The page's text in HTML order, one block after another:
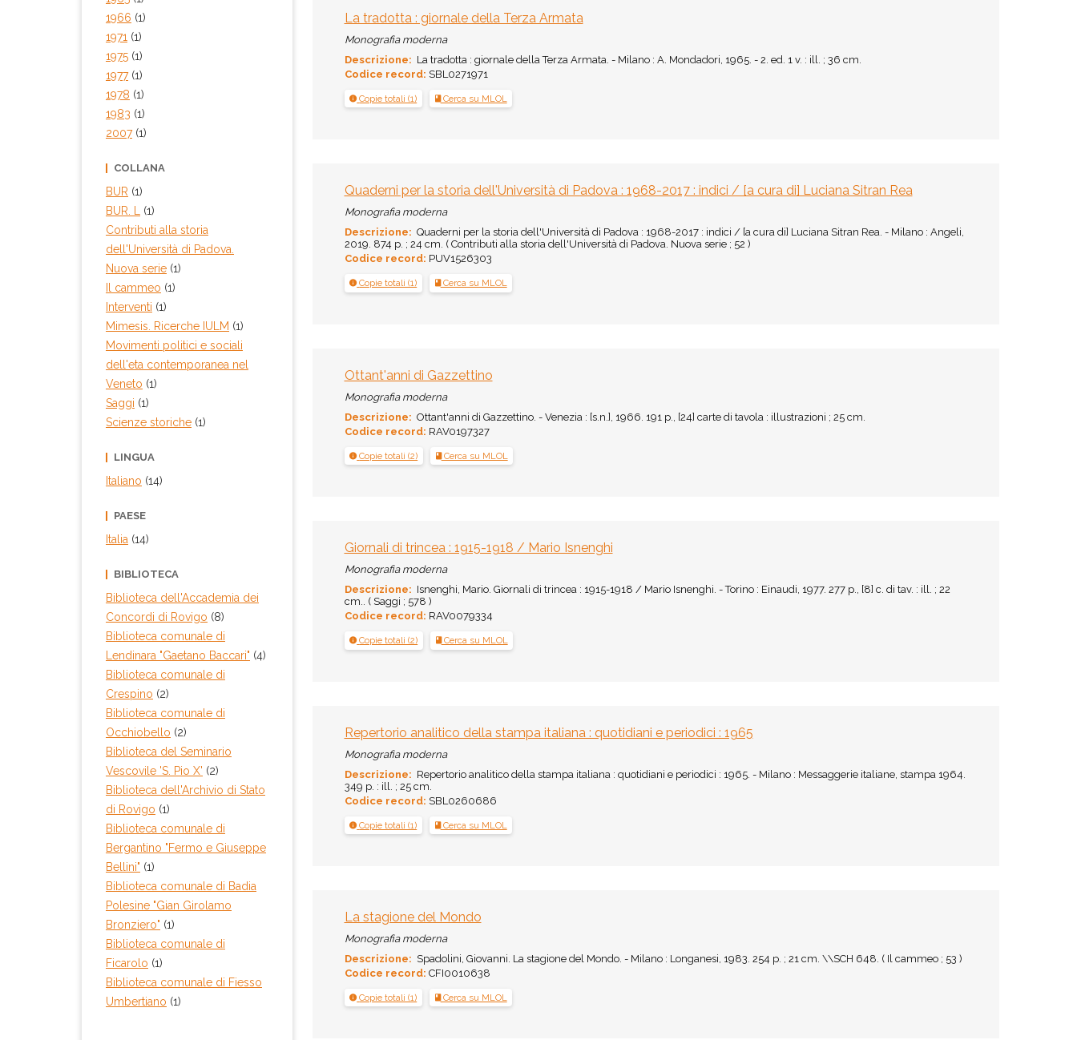
La tradotta : giornale della Terza Armata
Monografia moderna
Descrizione: La tradotta : giornale della Terza Armata. - Milano : A. Mondadori, 1965. - 2. ed. 1 v. : ill. ; 36 cm.
Codice record: SBL0271971
Copie totali (1) Cerca su MLOL
Quaderni per la storia dell'Università di Padova : 1968-2017 : indici / [a cura di] Luciana Sitran Rea
Monografia moderna
Descrizione: Quaderni per la storia dell'Università di Padova : 1968-2017 : indici / [a cura di] Luciana Sitran Rea. - Milano : Angeli,
2019. 874 p. ; 24 cm. ( Contributi alla storia dell'Università di Padova. Nuova serie ; 52 )
Codice record: PUV1526303
Copie totali (1) Cerca su MLOL
Ottant'anni di Gazzettino
Monografia moderna
Descrizione: Ottant'anni di Gazzettino. - Venezia : [s.n.], 1966. 191 p., [24] carte di tavola : illustrazioni ; 25 cm.
Codice record: RAV0197327
Copie totali (2) Cerca su MLOL
Giornali di trincea : 1915-1918 / Mario Isnenghi
Monografia moderna
Descrizione: Isnenghi, Mario. Giornali di trincea : 1915-1918 / Mario Isnenghi. - Torino : Einaudi, 1977. 277 p., [8] c. di tav. : ill. ; 22
cm.. ( Saggi ; 578 )
Codice record: RAV0079334
Copie totali (2) Cerca su MLOL
Repertorio analitico della stampa italiana : quotidiani e periodici : 1965
Monografia moderna
Descrizione: Repertorio analitico della stampa italiana : quotidiani e periodici : 1965. - Milano : Messaggerie italiane, stampa 1964.
349 p. : ill. ; 25 cm.
Codice record: SBL0260686
Copie totali (1) Cerca su MLOL
La stagione del Mondo
Monografia moderna
Descrizione: Spadolini, Giovanni. La stagione del Mondo. - Milano : Longanesi, 1983. 254 p. ; 21 cm. \\SCH 648. ( Il cammeo ; 53 )
Codice record: CFI0010638
Copie totali (1) Cerca su MLOL
1966 (1)
1971 (1)
1975 (1)
1977(1)
1978 (1)
1983 (1)
2007(1)
COLLANA
BUR (1)
BUR. L
(1)
Contributi alla storia
dell'Università di Padova.
Nuova serie (1)
Il cammeo (1)
Interventi (1)
Mimesis. Ricerche IULM (1)
Movimenti politici e sociali
dell'eta contemporanea nel
Veneto (1)
Saggi (1)
Scienze storiche (1)
LINGUA
Italiano (14)
PAESE
Italia (14)
BIBLIOTECA
Biblioteca dell'Accademia dei
Concordi di Rovigo (8)
Biblioteca comunale di
Lendinara "Gaetano Baccari" (4)
Biblioteca comunale di
Crespino (2)
Biblioteca comunale di
Occhiobello (2)
Biblioteca del Seminario
Vescovile 'S. Pio X' (2)
Biblioteca dell'Archivio di Stato
di Rovigo (1)
Biblioteca comunale di
Bergantino "Fermo e Giuseppe
Bellini" (1)
Biblioteca comunale di Badia
Polesine "Gian Girolamo
Bronziero" (1)
Biblioteca comunale di
Ficarolo (1)
Biblioteca comunale di Fiesso
Umbertiano (1)